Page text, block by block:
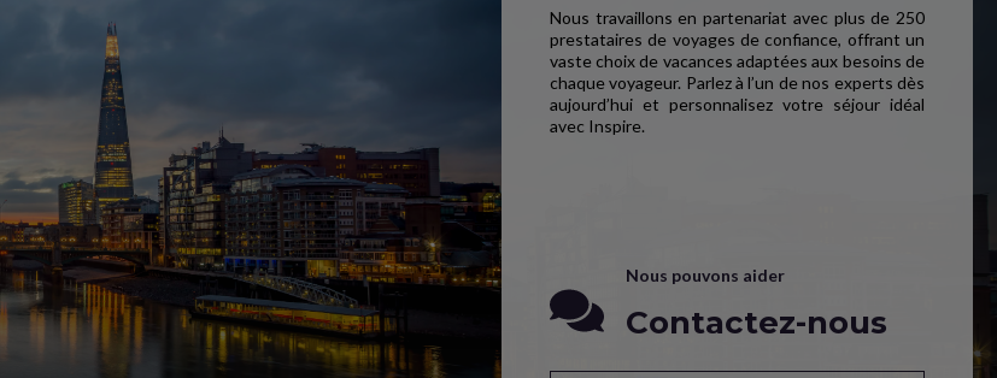
Nous travaillons en partenariat avec plus de 250
prestataires de voyages de confiance, offrant un
vaste choix de vacances adaptées aux besoins de
chaque voyageur. Parlez à l’un de nos experts dès
aujourd’hui et personnalisez votre séjour idéal
avec Inspire.
Nous pouvons aider
Contactez-nous